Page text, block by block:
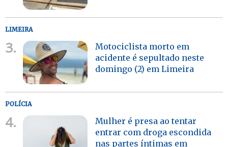
LIMEIRA
3.
Motociclista morto em
acidente é sepultado neste
domingo (2) em Limeira
POLÍCIA
4.
Mulher é presa ao tentar
entrar com droga escondida
nas partes íntimas em